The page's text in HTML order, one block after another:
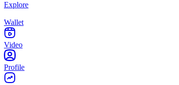
Explore
Wallet
Video
Profile